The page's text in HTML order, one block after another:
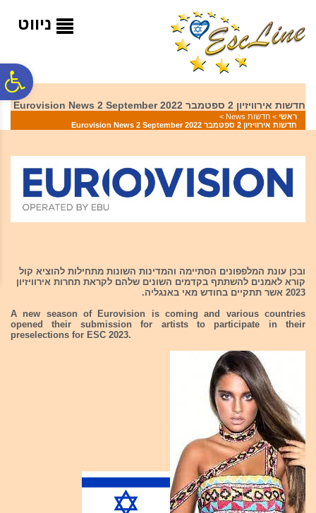
המרכזי
ניווט
חדשות אירוויזיון 2 ספטמבר 2022 Eurovision News 2 September
ראשי > חדשות News
>
חדשות אירוויזיון 2 ספטמבר 2022 Eurovision News 2 September
ובכן עונת המלפפונים הסתיימה והמדינות השונות מתחילות להוציא קול
קורא לאמנים להשתתף בקדמים השונים שלהם לקראת תחרות אירוויזיון
2023 אשר תתקיים בחודש מאי באנגליה.
A new season of Eurovision is coming and various countries
opened their submission for artists to participate in their
preselections for ESC 2023.